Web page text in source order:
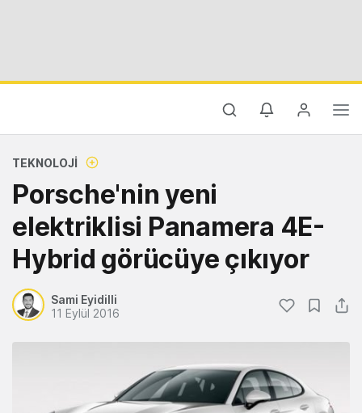
TEKNOLOJI
Porsche'nin yeni
elektriklisi Panamera 4E-
Hybrid görücüye çıkıyor
Sami Eyidilli
11 Eylül 2016